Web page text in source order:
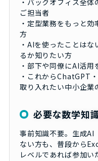
・バックオフィス全
ご担当者
・定型業務をもっと
方
・AIを使ったことは
るか知りたい方
・部下や同僚にAI活
・これからChatGPT
取り入れたい中小企業
必要な数学知
事前知識不要。生成
ない方も、普段から
レベルであれば参加い